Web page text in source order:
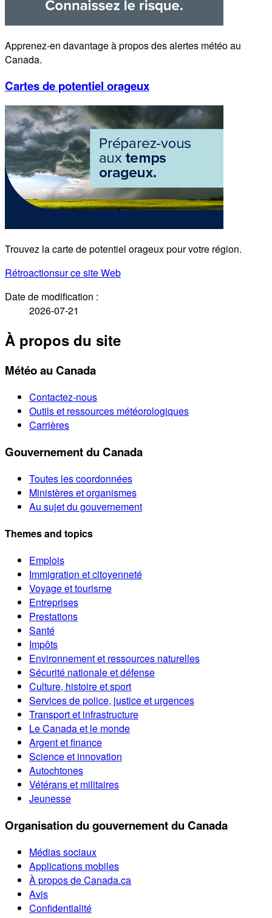
Apprenez-en davantage à propos des alertes météo au
Canada.
Cartes de potentiel orageux
Trouvez la carte de potentiel orageux pour votre région.
Rétroactionsur ce site Web
Date de modification :
2026-07-21
À propos du site
Météo au Canada
Contactez-nous
Outils et ressources météorologiques
Carrières
Gouvernement du Canada
Toutes les coordonnées
Ministères et organismes
Au sujet du gouvernement
Themes and topics
Emplois
Immigration et citoyenneté
Voyage et tourisme
Entreprises
Prestations
Santé
Impôts
Environnement et ressources naturelles
Sécurité nationale et défense
Culture, histoire et sport
Services de police, justice et urgences
Transport et infrastructure
Le Canada et le monde
Argent et finance
Science et innovation
Autochtones
Vétérans et militaires
Jeunesse
Organisation du gouvernement du Canada
Médias sociaux
Applications mobiles
À propos de Canada.ca
Avis
Confidentialité